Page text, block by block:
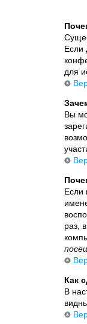
Если
для
Вы
Если
раз,
Как
В